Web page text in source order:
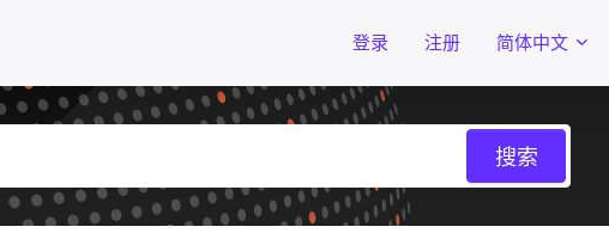
登录 注册 简体中文